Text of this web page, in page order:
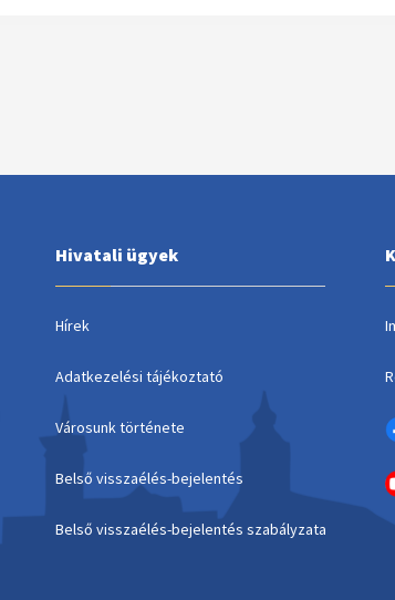
Hivatali ügyek
Hírek
Adatkezelési tájékoztató
Városunk története
Belső visszaélés-bejelentés
Belső visszaélés-bejelentés szabályzata